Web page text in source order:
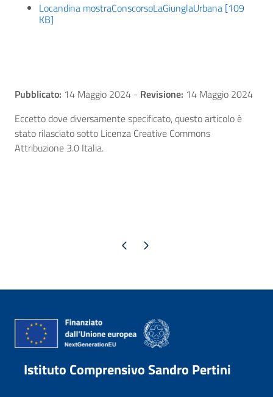
Locandina mostraConscorsoLaGiunglaUrbana [109
KB]
Pubblicato: 14 Maggio 2024 - Revisione: 14 Maggio 2024
Eccetto dove diversamente specificato, questo articolo è
stato rilasciato sotto Licenza Creative Commons
Attribuzione 3.0 Italia.
Pagina precedente
Pagina successiva
Istituto Comprensivo Sandro Pertini